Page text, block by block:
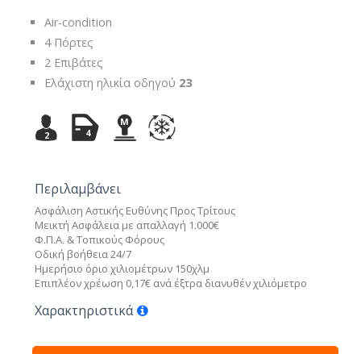
Air-condition
4 Πόρτες
2 Επιβάτες
Ελάχιστη ηλικία οδηγού 23
2 4
M
Περιλαμβάνει
Ασφάλιση Αστικής Ευθύνης Προς Τρίτους
Μεικτή Ασφάλεια με απαλλαγή 1.000€
Φ.Π.Α. & Τοπικούς Φόρους
Οδική βοήθεια 24/7
Ημερήσιο όριο χιλιομέτρων 150χλμ
Επιπλέον χρέωση 0,17€ ανά έξτρα διανυθέν χιλιόμετρο
Χαρακτηριστικά